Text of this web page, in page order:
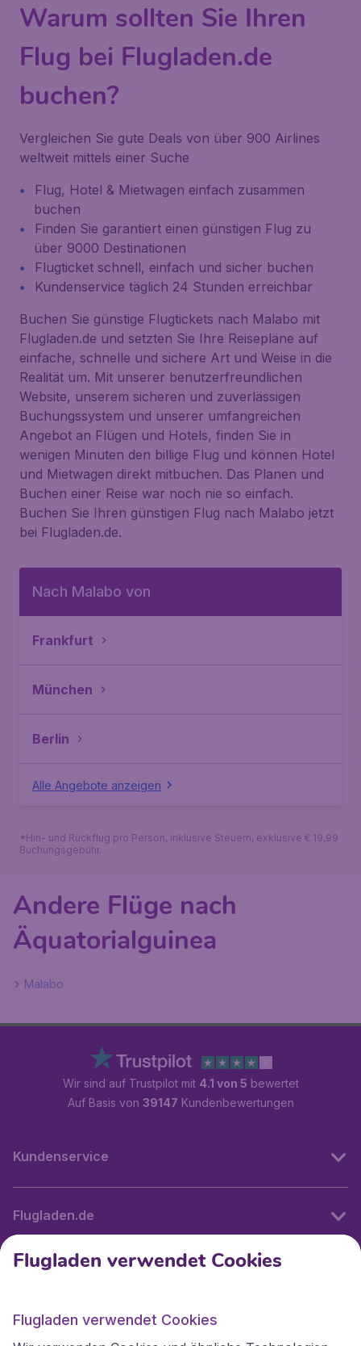
Warum sollten Sie Ihren
Flug bei Flugladen.de
buchen?
Vergleichen Sie gute Deals von über 900 Airlines
weltweit mittels einer Suche
Flug, Hotel & Mietwagen einfach zusammen
buchen
Finden Sie garantiert einen günstigen Flug zu
über 9000 Destinationen
Flugticket schnell, einfach und sicher buchen
Kundenservice täglich 24 Stunden erreichbar
Buchen Sie günstige Flugtickets nach Malabo mit
Flugladen.de und setzten Sie Ihre Reisepläne auf
einfache, schnelle und sichere Art und Weise in die
Realität um. Mit unserer benutzerfreundlichen
Website, unserem sicheren und zuverlässigen
Buchungssystem und unserer umfangreichen
Angebot an Flügen und Hotels, finden Sie in
wenigen Minuten den billige Flug und können Hotel
und Mietwagen direkt mitbuchen. Das Planen und
Buchen einer Reise war noch nie so einfach.
Buchen Sie Ihren günstigen Flug nach Malabo jetzt
bei Flugladen.de.
Nach Malabo von
Frankfurt
München
Berlin
Alle Angebote anzeigen
*Hin- und Rückflug pro Person, inklusive Steuern, exklusive € 19,99
Buchungsgebühr.
Andere Flüge nach
Äquatorialguinea
Malabo
Wir sind auf Trustpilot mit 4.1 von 5 bewertet
Auf Basis von 39147 Kundenbewertungen
Kundenservice
Flugladen.de
Internationale Webseiten
Folgen Sie uns:
Flugladen verwendet Cookies
Flugladen verwendet Cookies